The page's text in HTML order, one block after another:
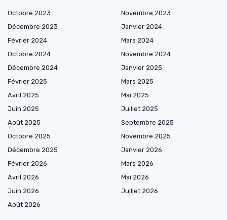
Octobre 2023
Novembre 2023
Décembre 2023
Janvier 2024
Février 2024
Mars 2024
Octobre 2024
Novembre 2024
Décembre 2024
Janvier 2025
Février 2025
Mars 2025
Avril 2025
Mai 2025
Juin 2025
Juillet 2025
Août 2025
Septembre 2025
Octobre 2025
Novembre 2025
Décembre 2025
Janvier 2026
Février 2026
Mars 2026
Avril 2026
Mai 2026
Juin 2026
Juillet 2026
Août 2026